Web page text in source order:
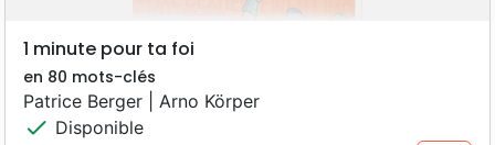
1 minute pour ta foi
en 80 mots-clés
Patrice Berger | Arno Körper
check Disponible